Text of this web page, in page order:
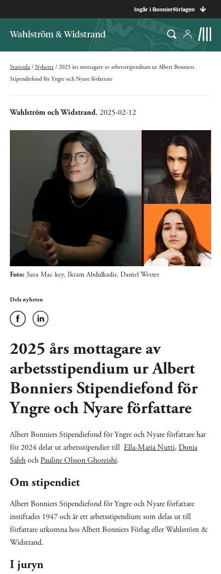
Ingår i Bonnierförlagen
Startsida / Nyheter / 2025 års mottagare av arbetsstipendium ur Albert Bonniers
Stipendiefond för Yngre och Nyare författare
Wahlström och Widstrand, 2025-02-12
Foto: Sara Mac key, Ikram Abdulkadir, Daniel Wester
Dela nyheten
2025 års mottagare av
arbetsstipendium ur Albert
Bonniers Stipendiefond för
Yngre och Nyare författare
Albert Bonniers Stipendiefond för Yngre och Nyare författare har
för 2024 delat ut arbetsstipendier till Ella-Maria Nutti, Donia
SalehochPauline Olsson Ghoreishi.
Om stipendiet
Albert Bonniers Stipendiefond för Yngre och Nyare författare
instiftades 1947 och är ett arbetsstipendium som delas ut till
författare utkomna hos Albert Bonniers Förlag eller Wahlström &
Widstrand.
I juryn